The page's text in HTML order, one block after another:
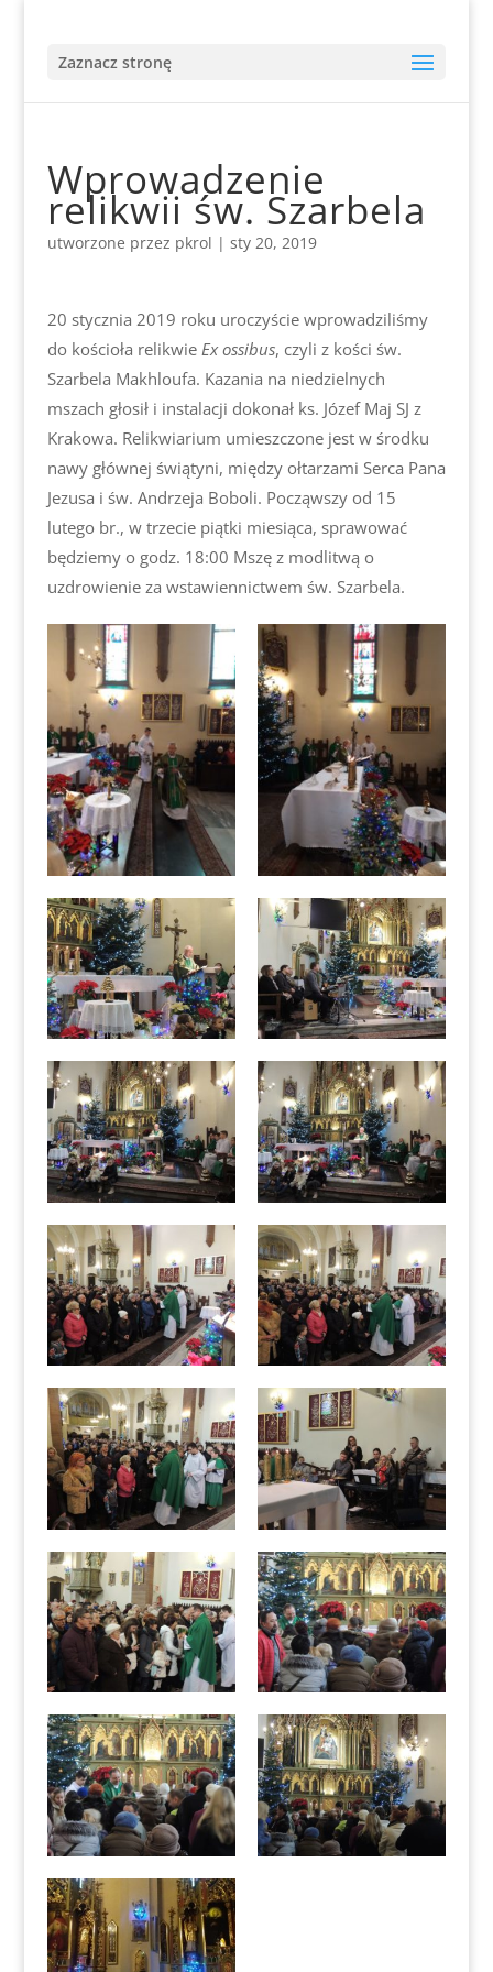
Zaznacz stronę
Wprowadzenie
relikwii św. Szarbela
utworzone przez pkrol | sty 20, 2019
20 stycznia 2019 roku uroczyście wprowadziliśmy
do kościoła relikwie Ex ossibus, czyli z kości św.
Szarbela Makhloufa. Kazania na niedzielnych
mszach głosił i instalacji dokonał ks. Józef Maj SJ z
Krakowa. Relikwiarium umieszczone jest w środku
nawy głównej świątyni, między ołtarzami Serca Pana
Jezusa i św. Andrzeja Boboli. Począwszy od 15
lutego br., w trzecie piątki miesiąca, sprawować
będziemy o godz. 18:00 Mszę z modlitwą o
uzdrowienie za wstawiennictwem św. Szarbela.